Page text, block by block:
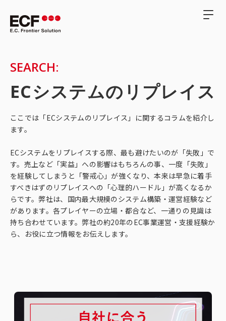
SEARCH:
ECシステムのリプレイス
ここでは「ECシステムのリプレイス」に関するコラムを紹介し
ます。
ECシステムをリプレイスする際、最も避けたいのが「失敗」で
す。売上など「実益」への影響はもちろんの事、一度「失敗」
を経験してしまうと「警戒心」が強くなり、本来は早急に着手
すべきはずのリプレイスへの「心理的ハードル」が高くなるか
らです。弊社は、国内最大規模のシステム構築・運営経験など
があります。各プレイヤーの立場・都合など、一通りの見識は
持ち合わせています。弊社の約20年のEC事業運営・支援経験か
ら、お役に立つ情報をお伝えします。